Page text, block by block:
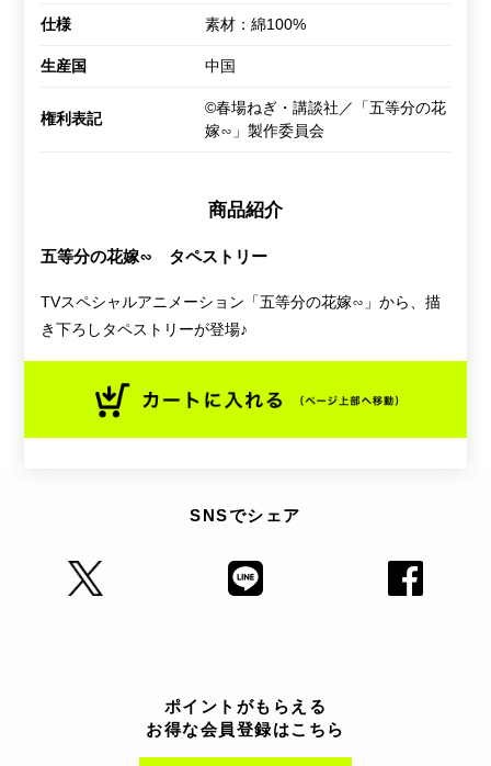
仕様 素材：綿100%
生産国 中国
権利表記
©春場ねぎ・講談社／「五等分の花
嫁∽」製作委員会
商品紹介
五等分の花嫁∽ タペストリー
TVスペシャルアニメーション「五等分の花嫁∽」から、描
き下ろしタペストリーが登場♪
SNSでシェア
ポイントがもらえる
お得な会員登録はこちら